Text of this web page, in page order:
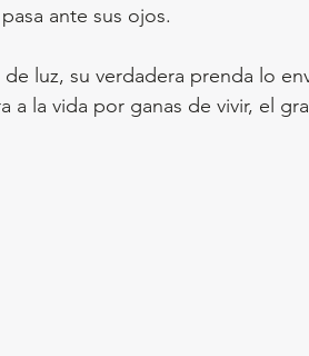
ante sus ojos.
luz, su verdadera prenda lo
a la vida por ganas de vivir, el